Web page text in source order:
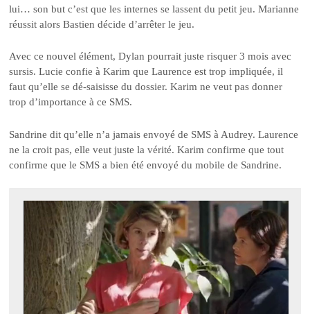
lui… son but c’est que les internes se lassent du petit jeu. Marianne
réussit alors Bastien décide d’arrêter le jeu.
Avec ce nouvel élément, Dylan pourrait juste risquer 3 mois avec
sursis. Lucie confie à Karim que Laurence est trop impliquée, il
faut qu’elle se dé-saisisse du dossier. Karim ne veut pas donner
trop d’importance à ce SMS.
Sandrine dit qu’elle n’a jamais envoyé de SMS à Audrey. Laurence
ne la croit pas, elle veut juste la vérité. Karim confirme que tout
confirme que le SMS a bien été envoyé du mobile de Sandrine.